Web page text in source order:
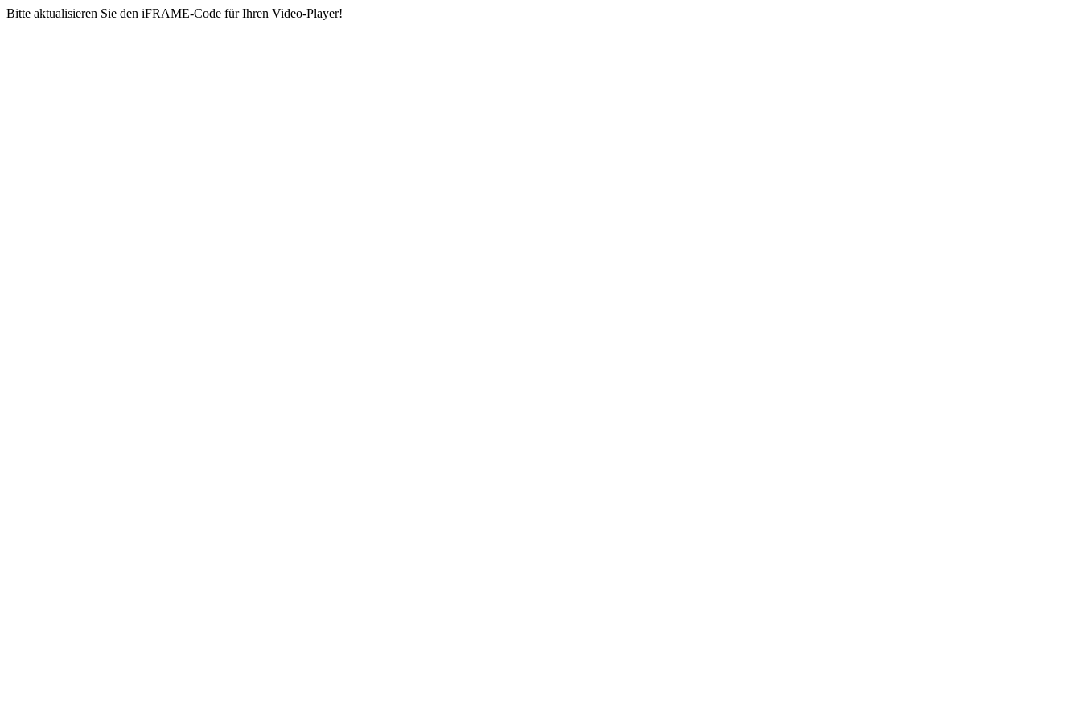
Bitte aktualisieren Sie den iFRAME-Code für Ihren Video-Player!